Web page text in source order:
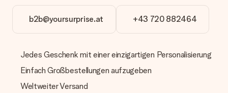
Wie kann ich meine Bestellung bezahlen?
Wir bieten die folgenden Zahlungsoptionen an: Vorauskasse
Geschenks jedoch um 3 Werktage.
Geschenk empfangen
b2b@yoursurprise.at +43 720 882464
Jedes Geschenk mit einer einzigartigen Personalisierung
Einfach Großbestellungen aufzugeben
Weltweiter Versand